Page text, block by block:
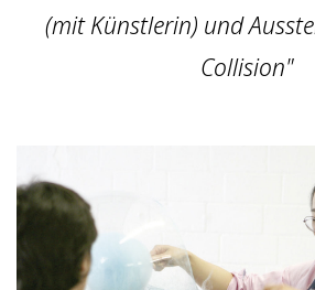
(mit Künstlerin) und
Collision"